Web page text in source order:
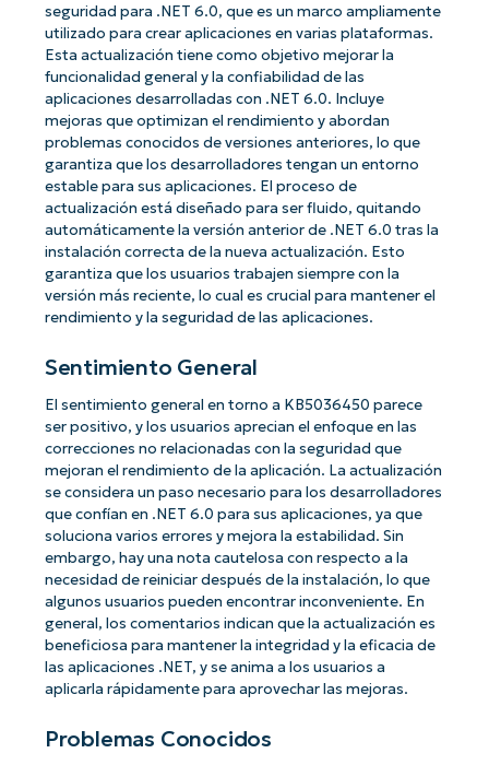
seguridad para .NET 6.0, que es un marco ampliamente
utilizado para crear aplicaciones en varias plataformas.
Esta actualización tiene como objetivo mejorar la
funcionalidad general y la confiabilidad de las
aplicaciones desarrolladas con .NET 6.0. Incluye
mejoras que optimizan el rendimiento y abordan
problemas conocidos de versiones anteriores, lo que
garantiza que los desarrolladores tengan un entorno
estable para sus aplicaciones. El proceso de
actualización está diseñado para ser fluido, quitando
automáticamente la versión anterior de .NET 6.0 tras la
instalación correcta de la nueva actualización. Esto
garantiza que los usuarios trabajen siempre con la
versión más reciente, lo cual es crucial para mantener el
rendimiento y la seguridad de las aplicaciones.
Sentimiento General
El sentimiento general en torno a KB5036450 parece
ser positivo, y los usuarios aprecian el enfoque en las
correcciones no relacionadas con la seguridad que
mejoran el rendimiento de la aplicación. La actualización
se considera un paso necesario para los desarrolladores
que confían en .NET 6.0 para sus aplicaciones, ya que
soluciona varios errores y mejora la estabilidad. Sin
embargo, hay una nota cautelosa con respecto a la
necesidad de reiniciar después de la instalación, lo que
algunos usuarios pueden encontrar inconveniente. En
general, los comentarios indican que la actualización es
beneficiosa para mantener la integridad y la eficacia de
las aplicaciones .NET, y se anima a los usuarios a
aplicarla rápidamente para aprovechar las mejoras.
Problemas Conocidos